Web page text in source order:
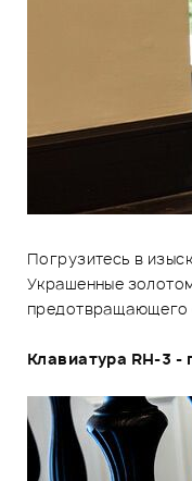
Погрузитесь в
Украшенные
предотвращающего
Клавиатура RH-3 -